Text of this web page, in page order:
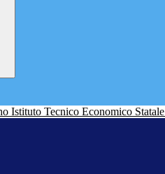
Istituto Tecnico Economico Statale